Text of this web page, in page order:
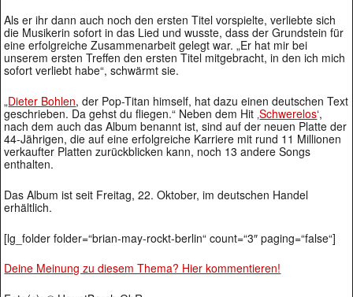
Als er ihr dann auch noch den ersten Titel vorspielte, verliebte sich
die Musikerin sofort in das Lied und wusste, dass der Grundstein für
eine erfolgreiche Zusammenarbeit gelegt war. „Er hat mir bei
unserem ersten Treffen den ersten Titel mitgebracht, in den ich mich
sofort verliebt habe“, schwärmt sie.
„Dieter Bohlen, der Pop-Titan himself, hat dazu einen deutschen Text
geschrieben. Da gehst du fliegen.“ Neben dem Hit ‚Schwerelos‘,
nach dem auch das Album benannt ist, sind auf der neuen Platte der
44-Jährigen, die auf eine erfolgreiche Karriere mit rund 11 Millionen
verkaufter Platten zurückblicken kann, noch 13 andere Songs
enthalten.
Das Album ist seit Freitag, 22. Oktober, im deutschen Handel
erhältlich.
[lg_folder folder=“brian-may-rockt-berlin“ count=“3″ paging=“false“]
Deine Meinung zu diesem Thema? Hier kommentieren!